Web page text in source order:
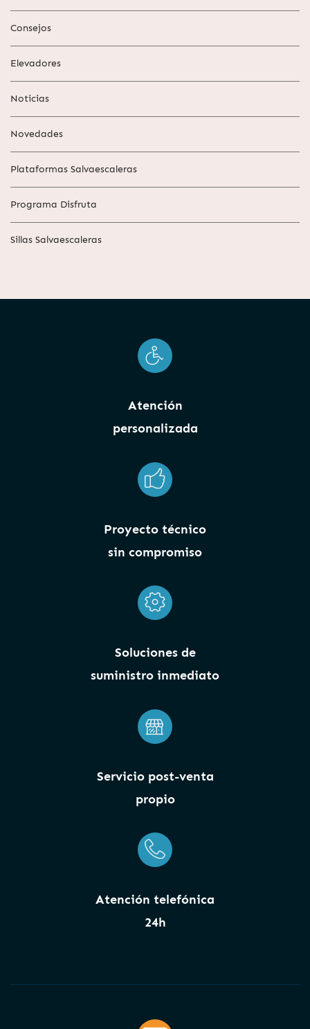
Consejos
Elevadores
Noticias
Novedades
Plataformas Salvaescaleras
Programa Disfruta
Sillas Salvaescaleras
Atención
personalizada
Proyecto técnico
sin compromiso
Soluciones de
suministro inmediato
Servicio post-venta
propio
Atención telefónica
24h